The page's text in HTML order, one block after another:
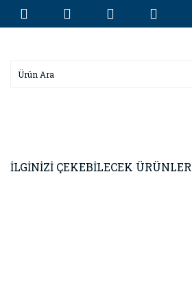
İLGİNİZİ ÇEKEBİLECEK ÜRÜNLER